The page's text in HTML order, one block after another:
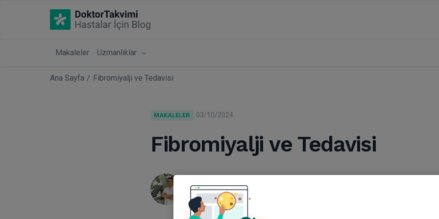
Makaleler Uzmanlıklar
Ana Sayfa Fibromiyalji ve Tedavisi
MAKALELER 03/10/2024
Fibromiyalji ve Tedavisi
Fzt. Umut Kahraman
Fizyoterapi Ve Rehabilitasyon